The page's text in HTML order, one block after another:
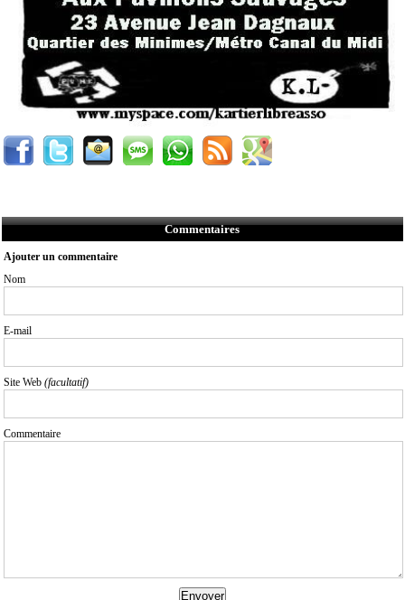
Commentaires
Ajouter un commentaire
Nom
E-mail
Site Web (facultatif)
Commentaire